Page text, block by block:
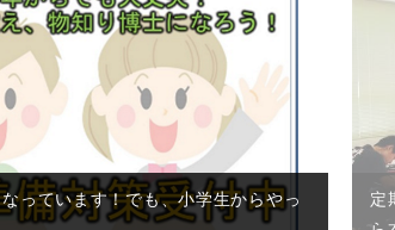
っています！でも、小学生からやっ
定